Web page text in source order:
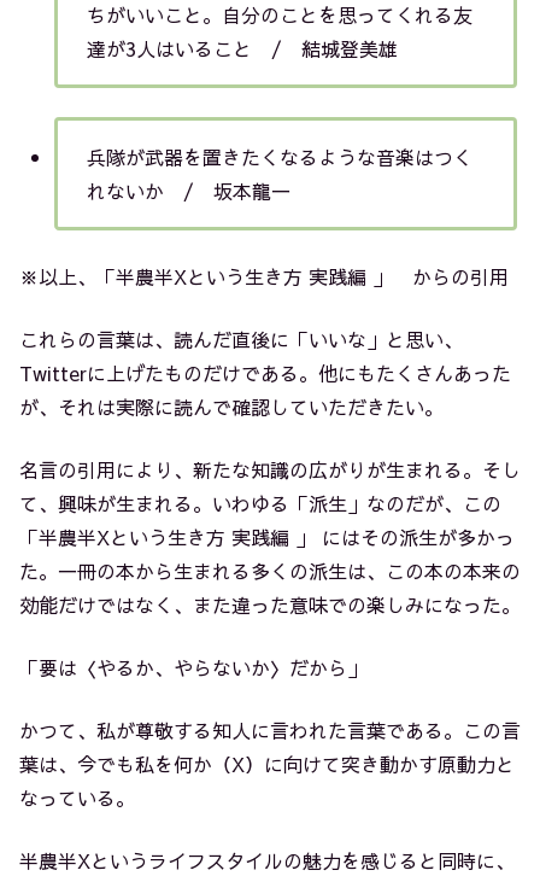
ちがいいこと。自分のことを思ってくれる友
達が3人はいること / 結城登美雄
兵隊が武器を置きたくなるような音楽はつく
れないか / 坂本龍一
※以上、「半農半Xという生き方 実践編 」 からの引用
これらの言葉は、読んだ直後に「いいな」と思い、
Twitterに上げたものだけである。他にもたくさんあった
が、それは実際に読んで確認していただきたい。
名言の引用により、新たな知識の広がりが生まれる。そし
て、興味が生まれる。いわゆる「派生」なのだが、この
「半農半Xという生き方 実践編 」
にはその派生が多かっ
た。一冊の本から生まれる多くの派生は、この本の本来の
効能だけではなく、また違った意味での楽しみになった。
「要は〈やるか、やらないか〉だから」
かつて、私が尊敬する知人に言われた言葉である。この言
葉は、今でも私を何か（X）に向けて突き動かす原動力と
なっている。
半農半Xというライフスタイルの魅力を感じると同時に、